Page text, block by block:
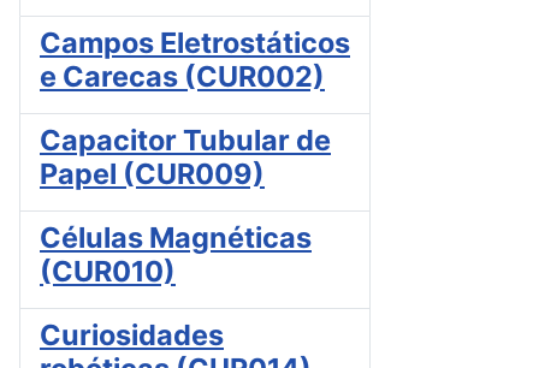
Campos Eletrostáticos
e Carecas (CUR002)
Capacitor Tubular de
Papel (CUR009)
Células Magnéticas
(CUR010)
Curiosidades